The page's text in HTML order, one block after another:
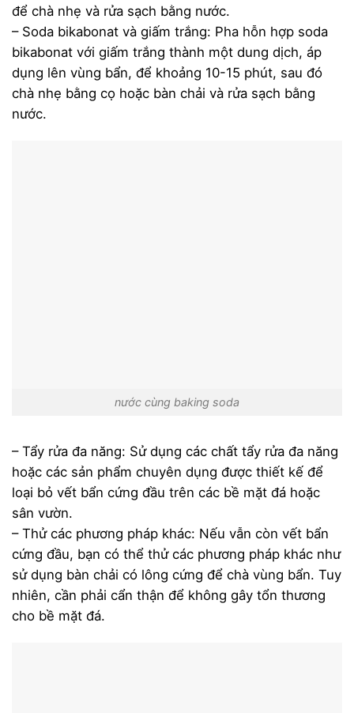
để chà nhẹ và rửa sạch bằng nước.
– Soda bikabonat và giấm trắng: Pha hỗn hợp soda
bikabonat với giấm trắng thành một dung dịch, áp
dụng lên vùng bẩn, để khoảng 10-15 phút, sau đó
chà nhẹ bằng cọ hoặc bàn chải và rửa sạch bằng
nước.
nước cùng baking soda
– Tẩy rửa đa năng: Sử dụng các chất tẩy rửa đa năng
hoặc các sản phẩm chuyên dụng được thiết kế để
loại bỏ vết bẩn cứng đầu trên các bề mặt đá hoặc
sân vườn.
– Thử các phương pháp khác: Nếu vẫn còn vết bẩn
cứng đầu, bạn có thể thử các phương pháp khác như
sử dụng bàn chải có lông cứng để chà vùng bẩn. Tuy
nhiên, cần phải cẩn thận để không gây tổn thương
cho bề mặt đá.